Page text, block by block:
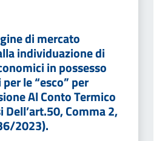
di mercato
individuazione di
in possesso
le “esco” per
Al Conto Termico
Dell’art.50, Comma 2,
2023).